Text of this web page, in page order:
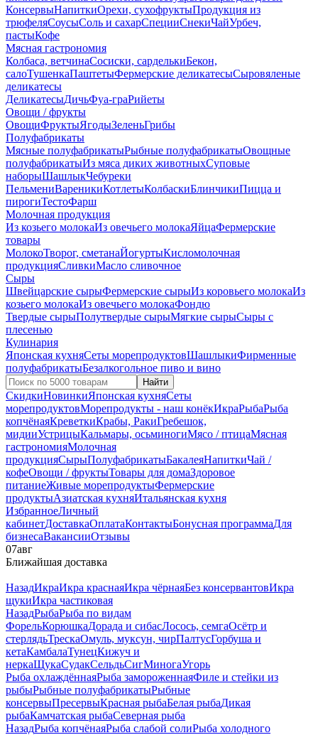
КонсервыНапиткиОрехи, сухофруктыПродукция из
трюфеляСоусыСоль и сахарСпецииСнекиЧайУрбеч,
пастыКофе
Мясная гастрономия
Колбаса, ветчинаСосиски, сарделькиБекон,
салоТушенкаПаштетыФермерские деликатесыСыровяленые
деликатесы
ДеликатесыДичьФуа-граРийеты
Овощи / фрукты
ОвощиФруктыЯгодыЗеленьГрибы
Полуфабрикаты
Мясные полуфабрикатыРыбные полуфабрикатыОвощные
полуфабрикатыИз мяса диких животныхСуповые
наборыШашлыкЧебуреки
ПельмениВареникиКотлетыКолбаскиБлинчикиПицца и
пирогиТестоФарш
Молочная продукция
Из козьего молокаИз овечьего молокаЯйцаФермерские
товары
МолокоТворог, сметанаЙогуртыКисломолочная
продукцияСливкиМасло сливочное
Сыры
Швейцарские сырыФермерские сырыИз коровьего молокаИз
козьего молокаИз овечьего молокаФондю
Твердые сырыПолутвердые сырыМягкие сырыСыры c
плесенью
Кулинария
Японская кухняСеты морепродуктовШашлыкиФирменные
полуфабрикатыБезалкогольное пиво и вино
Найти
СкидкиНовинкиЯпонская кухняСеты
морепродуктовМорепродукты - наш конёкИкраРыбаРыба
копчёнаяКреветкиКрабы, РакиГребешок,
мидииУстрицыКальмары, осьминогиМясо / птицаМясная
гастрономияМолочная
продукцияСырыПолуфабрикатыБакалеяНапиткиЧай /
кофеОвощи / фруктыТовары для домаЗдоровое
питаниеЖивые морепродуктыФермерские
продуктыАзиатская кухняИтальянская кухня
ИзбранноеЛичный
кабинетДоставкаОплатаКонтактыБонусная программаДля
бизнесаВакансииОтзывы
07авг
Ближайшая доставка
НазадИкраИкра краснаяИкра чёрнаяБез консервантовИкра
щукиИкра частиковая
НазадРыбаРыба по видам
ФорельКорюшкаДорада и сибасЛосось, семгаОсётр и
стерлядьТрескаОмуль, муксун, чирПалтусГорбуша и
кетаКамбалаТунецКижуч и
неркаЩукаСудакСельдьСигМиногаУгорь
Рыба охлаждённаяРыба замороженнаяФиле и стейки из
рыбыРыбные полуфабрикатыРыбные
консервыПресервыКрасная рыбаБелая рыбаДикая
рыбаКамчатская рыбаСеверная рыба
НазадРыба копчёнаяРыба слабой солиРыба холодного